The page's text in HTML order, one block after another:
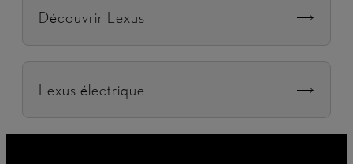
Découvrir Lexus
Lexus électrique